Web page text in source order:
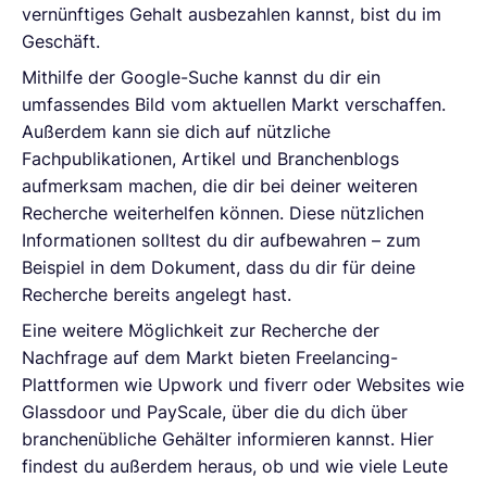
vernünftiges Gehalt ausbezahlen kannst, bist du im
Geschäft.
Mithilfe der Google-Suche kannst du dir ein
umfassendes Bild vom aktuellen Markt verschaffen.
Außerdem kann sie dich auf nützliche
Fachpublikationen, Artikel und Branchenblogs
aufmerksam machen, die dir bei deiner weiteren
Recherche weiterhelfen können. Diese nützlichen
Informationen solltest du dir aufbewahren – zum
Beispiel in dem Dokument, dass du dir für deine
Recherche bereits angelegt hast.
Eine weitere Möglichkeit zur Recherche der
Nachfrage auf dem Markt bieten Freelancing-
Plattformen wie Upwork und fiverr oder Websites wie
Glassdoor und PayScale, über die du dich über
branchenübliche Gehälter informieren kannst. Hier
findest du außerdem heraus, ob und wie viele Leute